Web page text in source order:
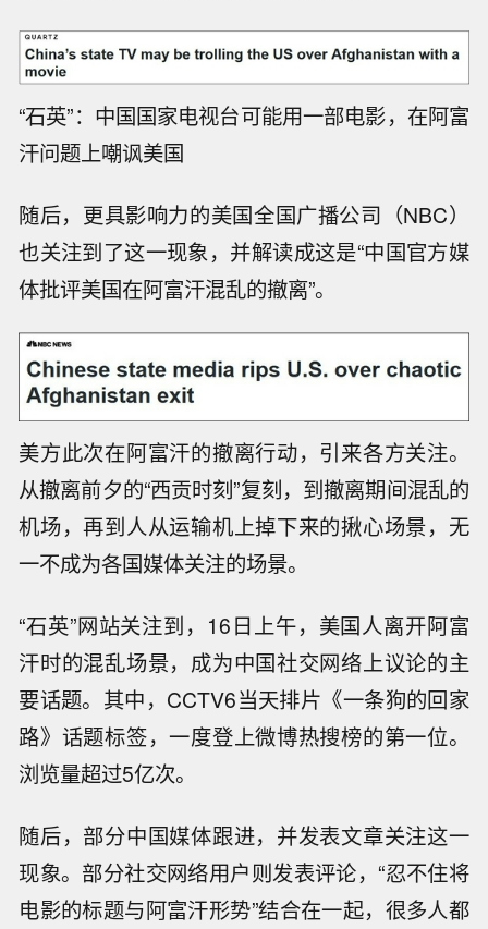
“石英”：中国国家电视台可能用一部电影，在阿富
汗问题上嘲讽美国
随后，更具影响力的美国全国广播公司（NBC）
也关注到了这一现象，并解读成这是“中国官方媒
体批评美国在阿富汗混乱的撤离”。
美方此次在阿富汗的撤离行动，引来各方关注。
从撤离前夕的“西贡时刻”复刻，到撤离期间混乱的
机场，再到人从运输机上掉下来的揪心场景，无
一不成为各国媒体关注的场景。
“石英”网站关注到，16日上午，美国人离开阿富
汗时的混乱场景，成为中国社交网络上议论的主
要话题。其中，CCTV6当天排片《一条狗的回家
路》话题标签，一度登上微博热搜榜的第一位。
浏览量超过5亿次。
随后，部分中国媒体跟进，并发表文章关注这一
现象。部分社交网络用户则发表评论，“忍不住将
电影的标题与阿富汗形势”结合在一起，很多人都